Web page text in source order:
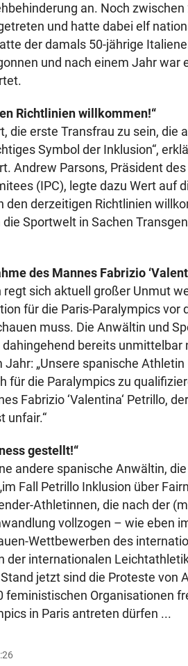
an. Noch
und hatte dabei elf
der damals 50-jährige
und nach einem Jahr war
Richtlinien willkommen!“
die erste Transfrau zu sein, die
Symbol der Inklusion“,
Andrew Parsons, Präsident
(IPC), legte dazu Wert auf
den derzeitigen Richtlinien
Sportwelt in Sachen
des Mannes Fabrizio
regt sich aktuell großer Unmut
für die Paris-Paralympics vor
muss. Die Anwältin und
bereits unmittelbar
Jahr: „Unsere spanische
für die Paralympics zu
Fabrizio ‘Valentina‘ Petrillo,
unfair.“
gestellt!“
andere spanische Anwältin, die
Fall Petrillo Inklusion über
Athletinnen, die nach der
vollzogen – wie eben
Wettbewerben des
der internationalen
jetzt sind die Proteste von
feministischen Organisationen
in Paris antreten dürfen ...